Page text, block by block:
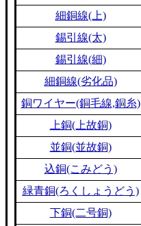
細銅線(上)
錫引線(太)
錫引線(細)
細銅線(劣化品)
銅ワイヤー(銅毛線,銅糸)
上銅(上故銅)
並銅(並故銅)
込銅(こみどう)
緑青銅(ろくしょうどう)
下銅(二号銅)